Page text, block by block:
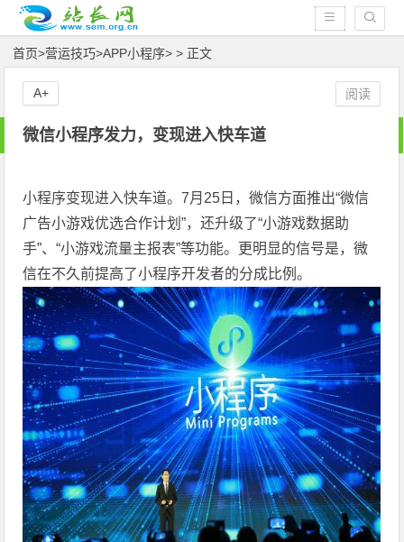
首页>营运技巧>APP小程序> > 正文
微信小程序发力，变现进入快车道
小程序变现进入快车道。7月25日，微信方面推出“微信
广告小游戏优选合作计划”，还升级了“小游戏数据助
手”、“小游戏流量主报表”等功能。更明显的信号是，微
信在不久前提高了小程序开发者的分成比例。
阅读
A+